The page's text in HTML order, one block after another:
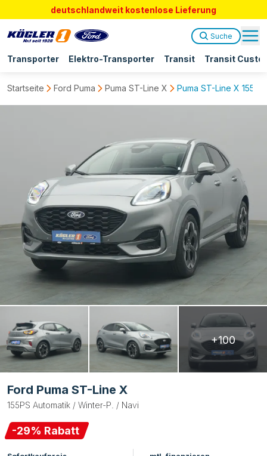
deutschlandweit kostenlose Lieferung
Transporter Elektro-Transporter Transit Transit
Suche
Startseite Ford Puma Puma ST-Line X Puma ST-Line X
+100
Ford Puma ST-Line X
155PS Automatik / Winter-P. / Navi
-29% Rabatt